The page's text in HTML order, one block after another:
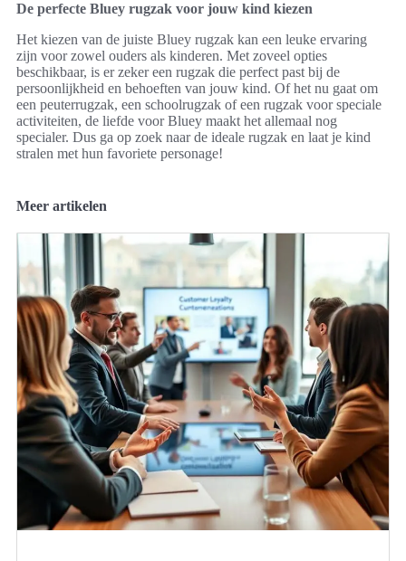
De perfecte Bluey rugzak voor jouw kind kiezen
Het kiezen van de juiste Bluey rugzak kan een leuke ervaring
zijn voor zowel ouders als kinderen. Met zoveel opties
beschikbaar, is er zeker een rugzak die perfect past bij de
persoonlijkheid en behoeften van jouw kind. Of het nu gaat om
een peuterrugzak, een schoolrugzak of een rugzak voor speciale
activiteiten, de liefde voor Bluey maakt het allemaal nog
specialer. Dus ga op zoek naar de ideale rugzak en laat je kind
stralen met hun favoriete personage!
Meer artikelen